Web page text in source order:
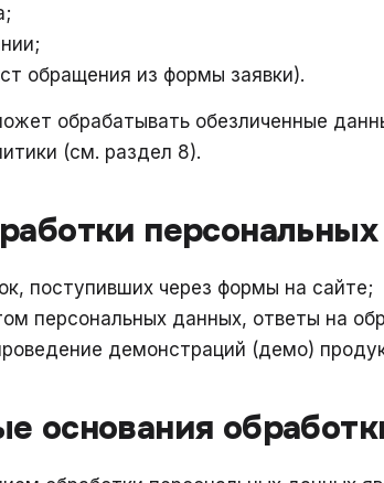
обращения из формы заявки).
обрабатывать обезличенные
(см. раздел 8).
поступивших через формы на сайте;
персональных данных, ответы на
демонстраций (демо)
основания